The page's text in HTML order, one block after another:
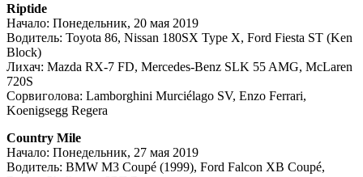
Riptide
Начало: Понедельник, 20 мая 2019
Водитель: Toyota 86, Nissan 180SX Type X, Ford Fiesta ST (Ken
Block)
Лихач: Mazda RX-7 FD, Mercedes-Benz SLK 55 AMG, McLaren
720S
Сорвиголова: Lamborghini Murciélago SV, Enzo Ferrari,
Koenigsegg Regera
Country Mile
Начало: Понедельник, 27 мая 2019
Водитель: BMW M3 Coupé (1999), Ford Falcon XB Coupé,